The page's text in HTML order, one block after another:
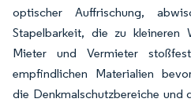
optischer Auffrischung,
Stapelbarkeit, die zu kleineren
Mieter und Vermieter
empfindlichen Materialien
die Denkmalschutzbereiche und